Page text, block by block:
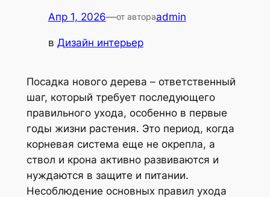
Апр 1, 2026—от автораadmin
в Дизайн интерьер
Посадка нового дерева – ответственный
шаг, который требует последующего
правильного ухода, особенно в первые
годы жизни растения. Это период, когда
корневая система еще не окрепла, а
ствол и крона активно развиваются и
нуждаются в защите и питании.
Несоблюдение основных правил ухода